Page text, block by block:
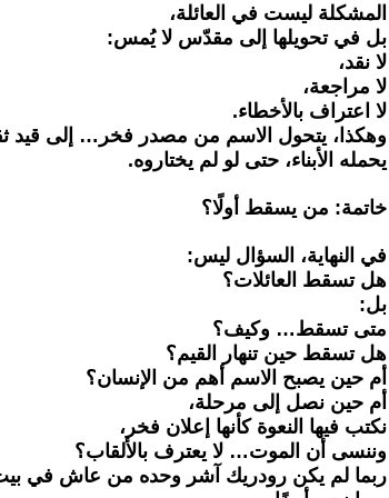
‏المشكلة ليست في العائلة،
‏بل في تحويلها إلى مقدّس لا يُمس:
‏لا نقد،
‏لا مراجعة،
‏لا اعتراف بالأخطاء.
‏وهكذا، يتحول الاسم من مصدر فخر… إلى قيد
‏يحمله الأبناء، حتى لو لم يختاروه.
‏خاتمة: من يسقط أولًا؟
‏في النهاية، السؤال ليس:
‏هل تسقط العائلات؟
‏بل:
‏متى تسقط… وكيف؟
‏هل تسقط حين تنهار القيم؟
‏أم حين يصبح الاسم أهم من الإنسان؟
‏أم حين نصل إلى مرحلة،
‏نكتب فيها النعوة كأنها إعلان فخر،
‏وننسى أن الموت… لا يعترف بالألقاب؟
‏ربما لم يكن رودريك آشر وحده من عاش في